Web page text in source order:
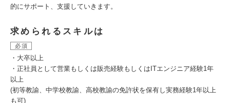
的にサポート、支援していきます。
求められるスキルは
必須
・大卒以上
・正社員として営業もしくは販売経験もしくはITエンジニア経験1年
以上
(初等教諭、中学校教諭、高校教諭の免許状を保有し実務経験1年以上
も可)